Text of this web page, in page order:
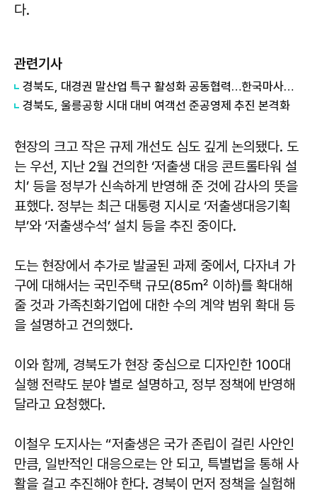
다.
관련기사
경북도, 대경권 말산업 특구 활성화 공동협력…한국마사회 영천 유치 힘 모아
경북도, 울릉공항 시대 대비 여객선 준공영제 추진 본격화
현장의 크고 작은 규제 개선도 심도 깊게 논의됐다. 도
는 우선, 지난 2월 건의한 ‘저출생 대응 콘트롤타워 설
치’ 등을 정부가 신속하게 반영해 준 것에 감사의 뜻을
표했다. 정부는 최근 대통령 지시로 ‘저출생대응기획
부’와 ‘저출생수석’ 설치 등을 추진 중이다.
도는 현장에서 추가로 발굴된 과제 중에서, 다자녀 가
구에 대해서는 국민주택 규모(85㎡ 이하)를 확대해
줄 것과 가족친화기업에 대한 수의 계약 범위 확대 등
을 설명하고 건의했다.
이와 함께, 경북도가 현장 중심으로 디자인한 100대
실행 전략도 분야 별로 설명하고, 정부 정책에 반영해
달라고 요청했다.
이철우 도지사는 “저출생은 국가 존립이 걸린 사안인
만큼, 일반적인 대응으로는 안 되고, 특별법을 통해 사
활을 걸고 추진해야 한다. 경북이 먼저 정책을 실험해